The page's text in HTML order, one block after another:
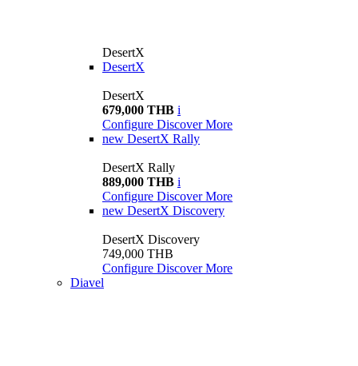
DesertX
DesertX
DesertX
679,000 THB i
Configure Discover More
new DesertX Rally
DesertX Rally
889,000 THB i
Configure Discover More
new DesertX Discovery
DesertX Discovery
749,000 THB
Configure Discover More
Diavel